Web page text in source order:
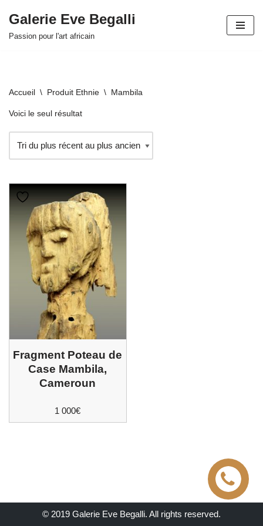
Aller
Galerie Eve Begalli
Passion pour l'art africain
Accueil \ Produit Ethnie \ Mambila
Voici le seul résultat
Fragment Poteau de
Case Mambila,
Cameroun
1 000€
© 2019 Galerie Eve Begalli. All rights reserved.